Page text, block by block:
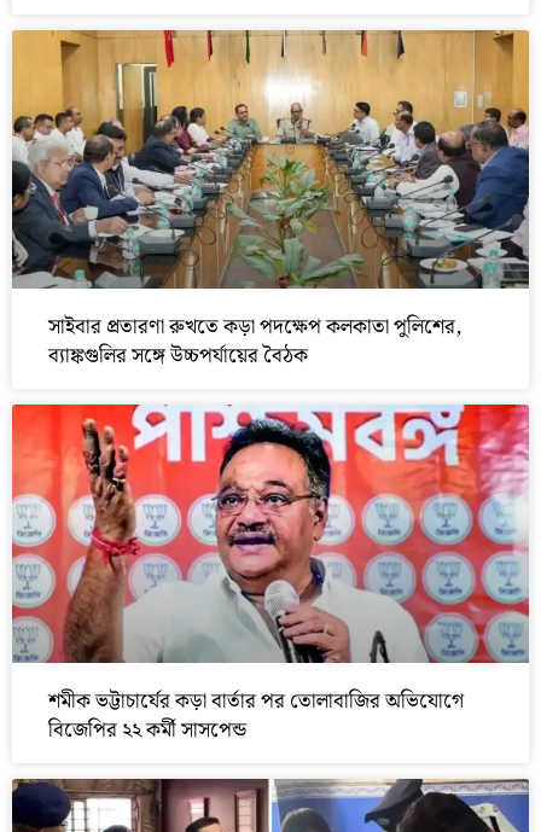
সাইবার প্রতারণা রুখতে কড়া পদক্ষেপ কলকাতা পুলিশের,
ব্যাঙ্কগুলির সঙ্গে উচ্চপর্যায়ের বৈঠক
শমীক ভট্টাচার্যের কড়া বার্তার পর তোলাবাজির অভিযোগে
বিজেপির ২২ কর্মী সাসপেন্ড